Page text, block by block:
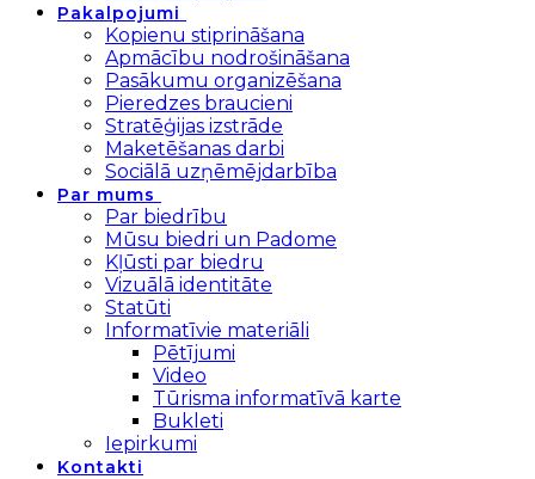
Pakalpojumi
Kopienu stiprināšana
Apmācību nodrošināšana
Pasākumu organizēšana
Pieredzes braucieni
Stratēģijas izstrāde
Maketēšanas darbi
Sociālā uzņēmējdarbība
Par mums
Par biedrību
Mūsu biedri un Padome
Kļūsti par biedru
Vizuālā identitāte
Statūti
Informatīvie materiāli
Pētījumi
Video
Tūrisma informatīvā karte
Bukleti
Iepirkumi
Kontakti